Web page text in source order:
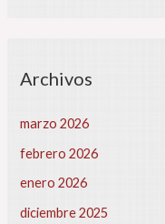
Archivos
marzo 2026
febrero 2026
enero 2026
diciembre 2025